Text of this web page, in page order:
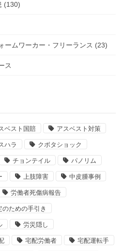
(130)
ームワーカー・フリーランス (23)
ス
ベスト国賠 アスベスト対策
ハラ クボタショック
チョンテイル パノリム
上肢障害 中皮腫事例
労働者死傷病報告
ための手引き
労災隠し
宅配労働者 宅配運転手